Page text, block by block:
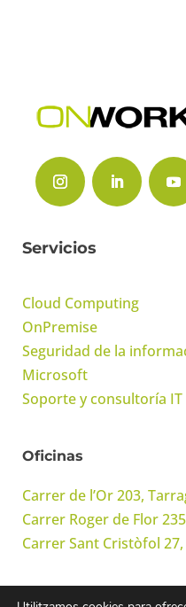
Servicios
Cloud Computing
OnPremise
Seguridad de la
Microsoft
Soporte y consultoría IT
Oficinas
Carrer de l’Or 203,
Carrer Roger de Flor
Carrer Sant Cristòfol